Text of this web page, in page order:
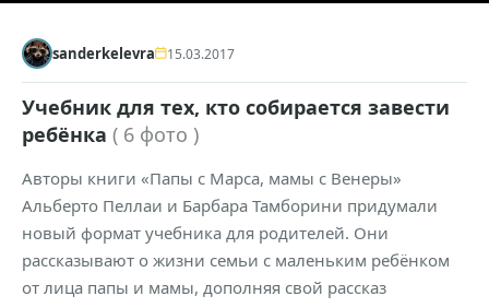
sanderkelevra 15.03.2017
Учебник для тех, кто собирается завести
ребёнка ( 6 фото )
Авторы книги «Папы с Марса, мамы с Венеры»
Альберто Пеллаи и Барбара Тамборини придумали
новый формат учебника для родителей. Они
рассказывают о жизни семьи с маленьким ребёнком
от лица папы и мамы, дополняя свой рассказ